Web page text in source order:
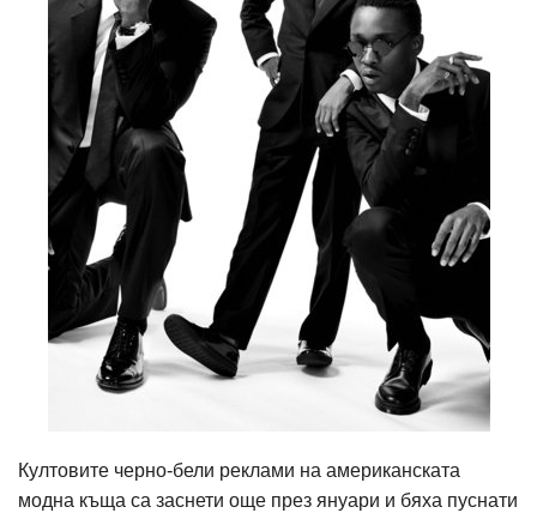
Култовите черно-бели реклами на американската
модна къща са заснети още през януари и бяха пуснати